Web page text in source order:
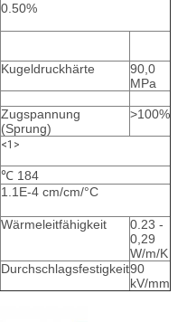
0.50%
Kugeldruckhärte
90,0
MPa
Zugspannung
(Sprung)
>100%
<1>
℃ 184
1.1E-4 cm/cm/°C
Wärmeleitfähigkeit
0.23 -
0,29
W/m/K
Durchschlagsfestigkeit90
kV/mm